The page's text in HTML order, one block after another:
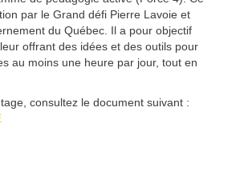
par le Grand défi Pierre Lavoie et
du Québec. Il a pour objectif
offrant des idées et des outils pour
au moins une heure par jour, tout en
consultez le document suivant :